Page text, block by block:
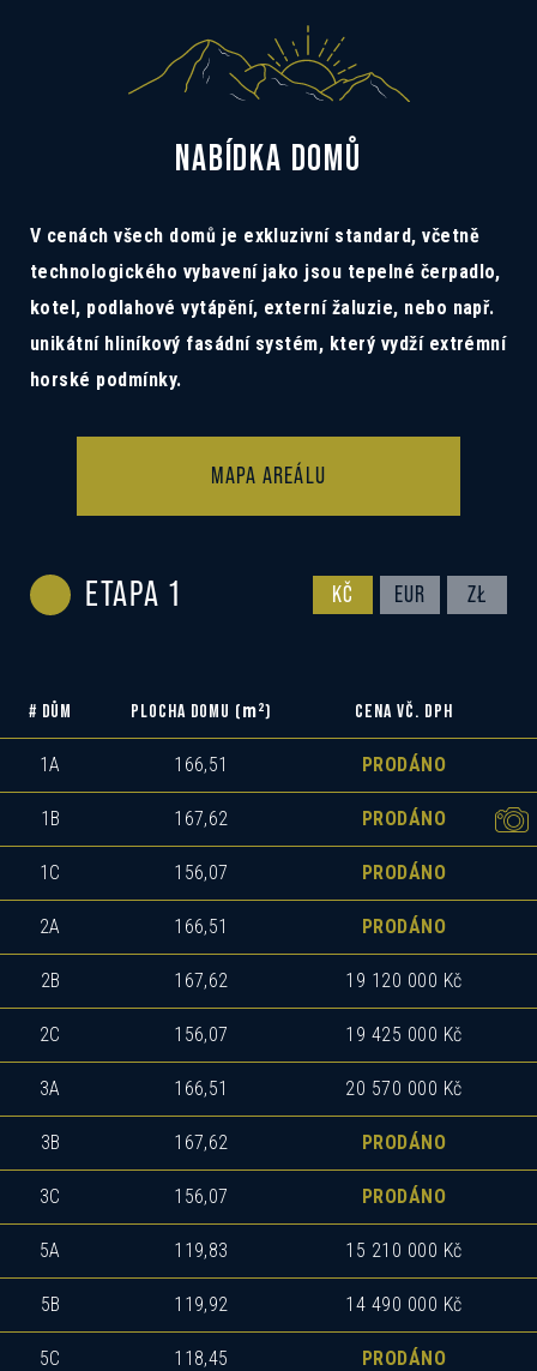
NABÍDKA DOMŮ
V cenách všech domů je exkluzivní standard, včetně
technologického vybavení jako jsou tepelné čerpadlo,
kotel, podlahové vytápění, externí žaluzie, nebo např.
unikátní hliníkový fasádní systém, který vydží extrémní
horské podmínky.
MAPA AREÁLU
ETAPA 1 KČ EUR ZŁ
# DŮM PLOCHA DOMU (m2) CENA VČ. DPH
1A 166,51 PRODÁNO
1B 167,62 PRODÁNO
1C 156,07 PRODÁNO
2A 166,51 PRODÁNO
2B 167,62 19 120 000 Kč
2C 156,07 19 425 000 Kč
3A 166,51 20 570 000 Kč
3B 167,62 PRODÁNO
3C 156,07 PRODÁNO
5A 119,83 15 210 000 Kč
5B 119,92 14 490 000 Kč
5C 118,45 PRODÁNO